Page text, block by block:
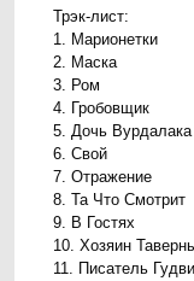
Трэк-лист:
1. Марионетки
2. Маска
3. Ром
4. Гробовщик
5. Дочь Вурдалака
6. Свой
7. Отражение
8. Та Что Смотрит
9. В Гостях
10. Хозяин
11. Писатель